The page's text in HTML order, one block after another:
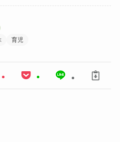
育児